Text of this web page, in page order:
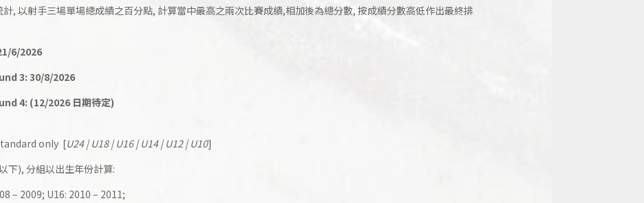
, 以射手三場單場總成績之百分點, 計算當中最高之兩次比賽成績,相加後為總分數, 按成績分數高低作出最終排
6/2026
3: 30/8/2026
4: (12/2026 日期待定)
only [U24 | U18 | U16 | U14 | U12 | U10]
下), 分組以出生年份計算:
– 2009; U16: 2010 – 2011;